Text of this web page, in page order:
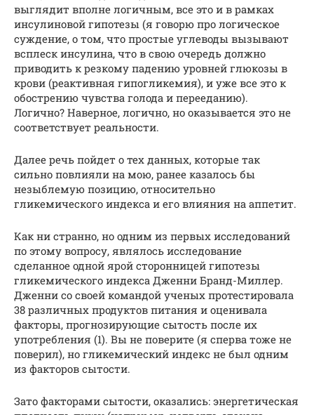
выглядит вполне логичным, все это и в рамках
инсулиновой гипотезы (я говорю про логическое
суждение, о том, что простые углеводы вызывают
всплеск инсулина, что в свою очередь должно
приводить к резкому падению уровней глюкозы в
крови (реактивная гипогликемия), и уже все это к
обострению чувства голода и перееданию).
Логично? Наверное, логично, но оказывается это не
соответствует реальности.
Далее речь пойдет о тех данных, которые так
сильно повлияли на мою, ранее казалось бы
незыблемую позицию, относительно
гликемического индекса и его влияния на аппетит.
Как ни странно, но одним из первых исследований
по этому вопросу, являлось исследование
сделанное одной ярой сторонницей гипотезы
гликемического индекса Дженни Бранд-Миллер.
Дженни со своей командой ученых протестировала
38 различных продуктов питания и оценивала
факторы, прогнозирующие сытость после их
употребления (1). Вы не поверите (я сперва тоже не
поверил), но гликемический индекс не был одним
из факторов сытости.
Зато факторами сытости, оказались: энергетическая